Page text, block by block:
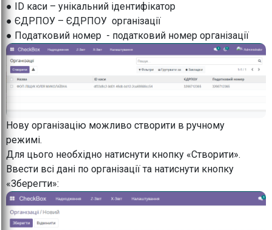
● ID каси – унікальний ідентифікатор
● ЄДРПОУ – ЄДРПОУ організації
● Податковий номер - податковий номер організації
Нову організацію можливо створити в ручному
режимі.
Для цього необхідно натиснути кнопку «Створити».
Ввести всі дані по організації та натиснути кнопку
«Зберегти»: